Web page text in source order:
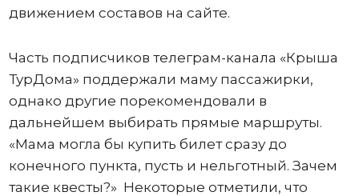
движением составов на сайте.
Часть подписчиков телеграм-канала «Крыша
ТурДома» поддержали маму пассажирки,
однако другие порекомендовали в
дальнейшем выбирать прямые маршруты.
«Мама могла бы купить билет сразу до
конечного пункта, пусть и нельготный. Зачем
такие квесты?» Некоторые отметили, что